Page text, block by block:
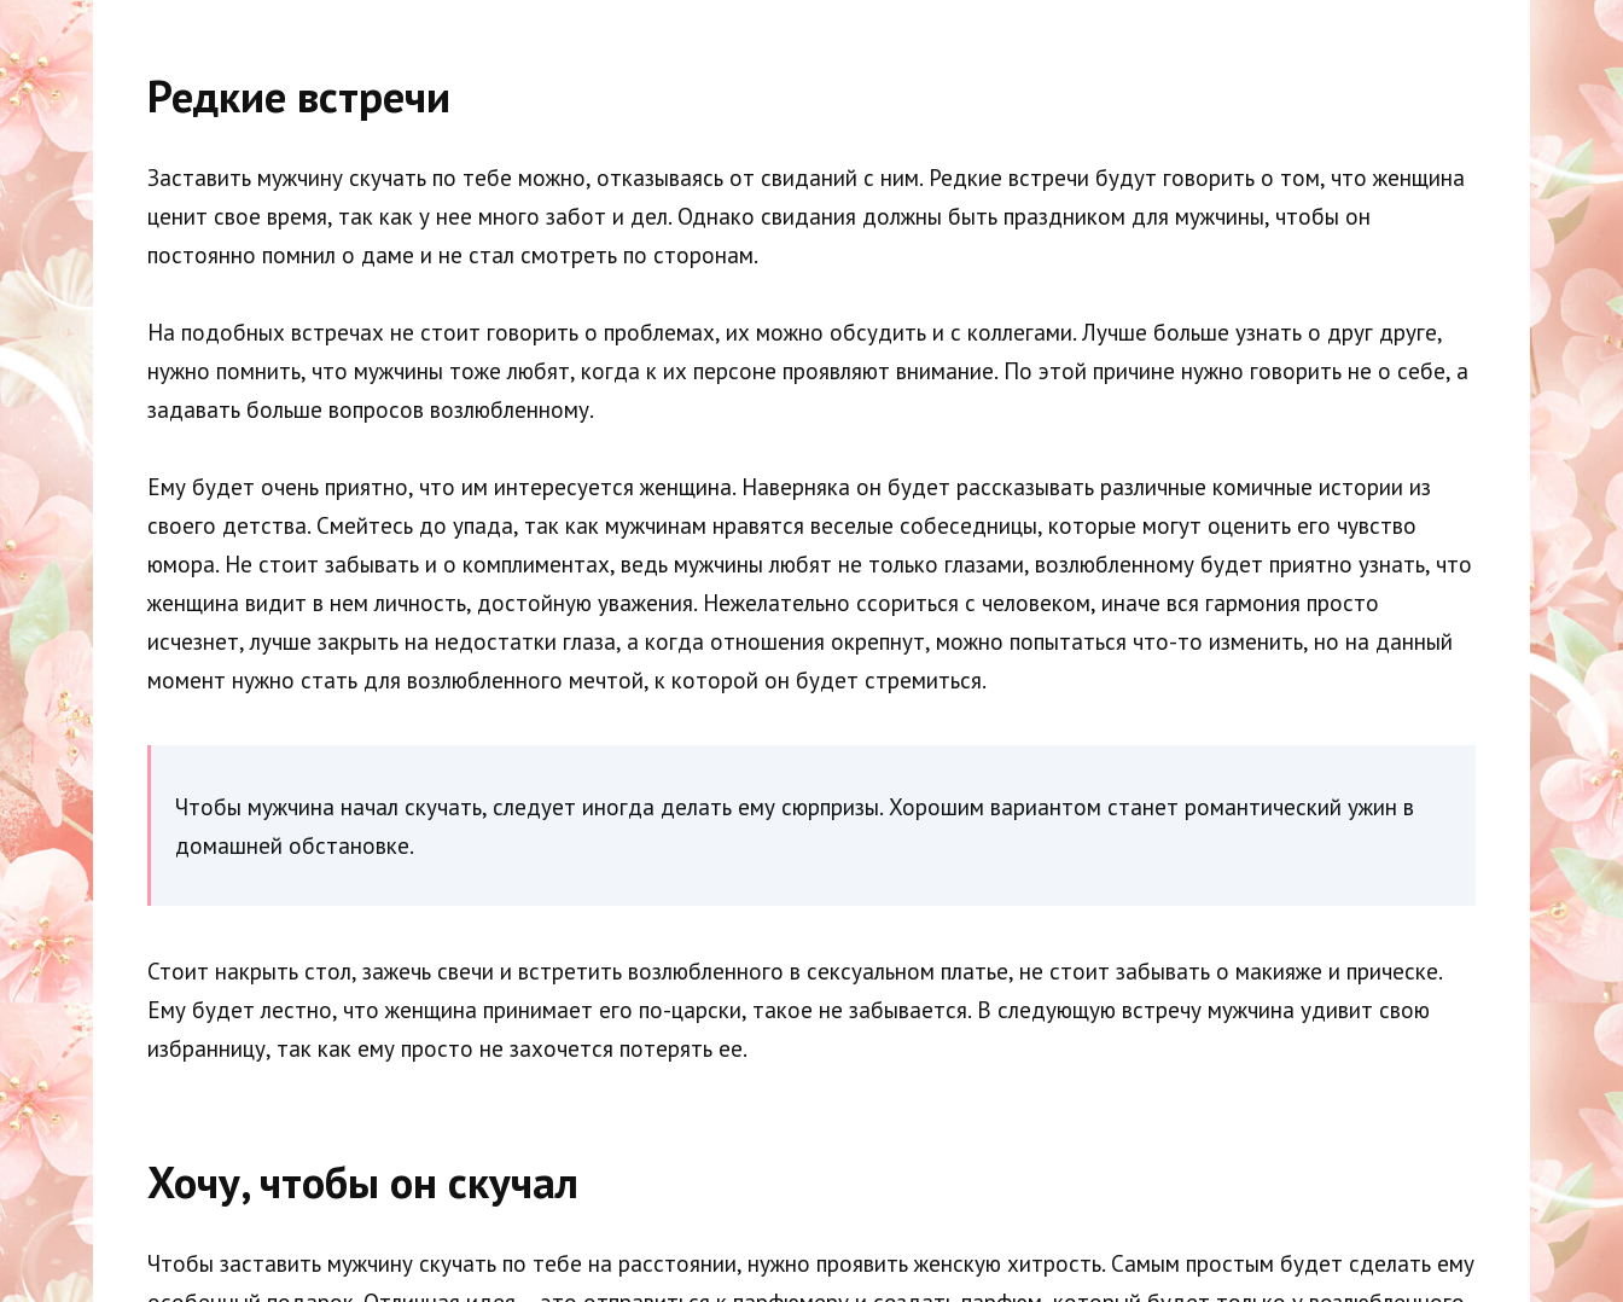
Редкие встречи
Заставить мужчину скучать по тебе можно, отказываясь от свиданий с ним. Редкие встречи будут говорить о том, что женщина
ценит свое время, так как у нее много забот и дел. Однако свидания должны быть праздником для мужчины, чтобы он
постоянно помнил о даме и не стал смотреть по сторонам.
На подобных встречах не стоит говорить о проблемах, их можно обсудить и с коллегами. Лучше больше узнать о друг друге,
нужно помнить, что мужчины тоже любят, когда к их персоне проявляют внимание. По этой причине нужно говорить не о себе, а
задавать больше вопросов возлюбленному.
Ему будет очень приятно, что им интересуется женщина. Наверняка он будет рассказывать различные комичные истории из
своего детства. Смейтесь до упада, так как мужчинам нравятся веселые собеседницы, которые могут оценить его чувство
юмора. Не стоит забывать и о комплиментах, ведь мужчины любят не только глазами, возлюбленному будет приятно узнать, что
женщина видит в нем личность, достойную уважения. Нежелательно ссориться с человеком, иначе вся гармония просто
исчезнет, лучше закрыть на недостатки глаза, а когда отношения окрепнут, можно попытаться что-то изменить, но на данный
момент нужно стать для возлюбленного мечтой, к которой он будет стремиться.
Чтобы мужчина начал скучать, следует иногда делать ему сюрпризы. Хорошим вариантом станет романтический ужин в
домашней обстановке.
Стоит накрыть стол, зажечь свечи и встретить возлюбленного в сексуальном платье, не стоит забывать о макияже и прическе.
Ему будет лестно, что женщина принимает его по-царски, такое не забывается. В следующую встречу мужчина удивит свою
избранницу, так как ему просто не захочется потерять ее.
Хочу, чтобы он скучал
Чтобы заставить мужчину скучать по тебе на расстоянии, нужно проявить женскую хитрость. Самым простым будет сделать ему